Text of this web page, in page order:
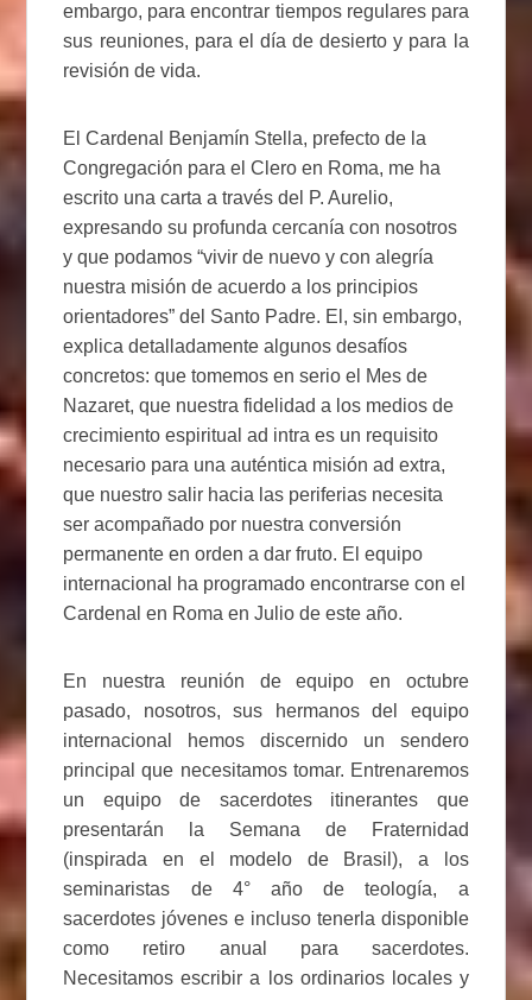
embargo, para encontrar tiempos regulares para
sus reuniones, para el día de desierto y para la
revisión de vida.
El Cardenal Benjamín Stella, prefecto de la
Congregación para el Clero en Roma, me ha
escrito una carta a través del P. Aurelio,
expresando su profunda cercanía con nosotros
y que podamos “vivir de nuevo y con alegría
nuestra misión de acuerdo a los principios
orientadores” del Santo Padre. El, sin embargo,
explica detalladamente algunos desafíos
concretos: que tomemos en serio el Mes de
Nazaret, que nuestra fidelidad a los medios de
crecimiento espiritual ad intra es un requisito
necesario para una auténtica misión ad extra,
que nuestro salir hacia las periferias necesita
ser acompañado por nuestra conversión
permanente en orden a dar fruto. El equipo
internacional ha programado encontrarse con el
Cardenal en Roma en Julio de este año.
En nuestra reunión de equipo en octubre
pasado, nosotros, sus hermanos del equipo
internacional hemos discernido un sendero
principal que necesitamos tomar. Entrenaremos
un equipo de sacerdotes itinerantes que
presentarán la Semana de Fraternidad
(inspirada en el modelo de Brasil), a los
seminaristas de 4° año de teología, a
sacerdotes jóvenes e incluso tenerla disponible
como retiro anual para sacerdotes.
Necesitamos escribir a los ordinarios locales y